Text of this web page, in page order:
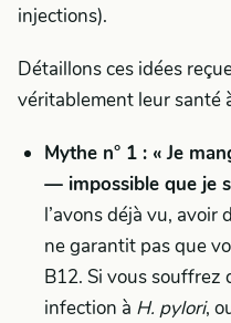
injections).
Détaillons ces idées
véritablement leur santé
Mythe n° 1 : « Je
— impossible que je
l’avons déjà vu, avoir
ne garantit pas que
B12. Si vous souffrez
infection à H. pylori,